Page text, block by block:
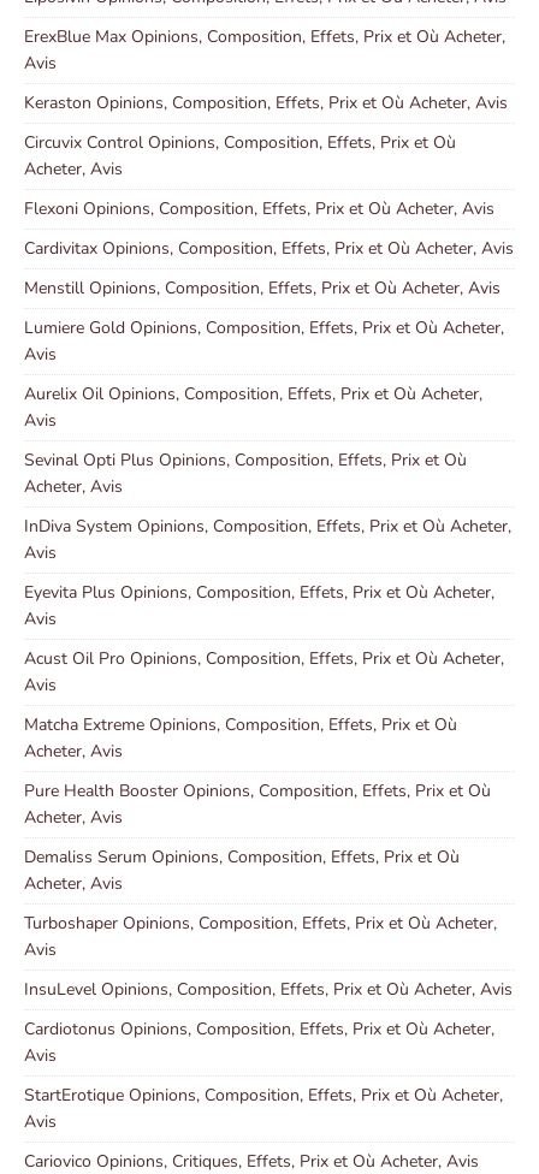
ErexBlue Max Opinions, Composition, Effets, Prix et Où Acheter,
Avis
Keraston Opinions, Composition, Effets, Prix et Où Acheter, Avis
Circuvix Control Opinions, Composition, Effets, Prix et Où
Acheter, Avis
Flexoni Opinions, Composition, Effets, Prix et Où Acheter, Avis
Cardivitax Opinions, Composition, Effets, Prix et Où Acheter, Avis
Menstill Opinions, Composition, Effets, Prix et Où Acheter, Avis
Lumiere Gold Opinions, Composition, Effets, Prix et Où Acheter,
Avis
Aurelix Oil Opinions, Composition, Effets, Prix et Où Acheter,
Avis
Sevinal Opti Plus Opinions, Composition, Effets, Prix et Où
Acheter, Avis
InDiva System Opinions, Composition, Effets, Prix et Où Acheter,
Avis
Eyevita Plus Opinions, Composition, Effets, Prix et Où Acheter,
Avis
Acust Oil Pro Opinions, Composition, Effets, Prix et Où Acheter,
Avis
Matcha Extreme Opinions, Composition, Effets, Prix et Où
Acheter, Avis
Pure Health Booster Opinions, Composition, Effets, Prix et Où
Acheter, Avis
Demaliss Serum Opinions, Composition, Effets, Prix et Où
Acheter, Avis
Turboshaper Opinions, Composition, Effets, Prix et Où Acheter,
Avis
InsuLevel Opinions, Composition, Effets, Prix et Où Acheter, Avis
Cardiotonus Opinions, Composition, Effets, Prix et Où Acheter,
Avis
StartErotique Opinions, Composition, Effets, Prix et Où Acheter,
Avis
Cariovico Opinions, Critiques, Effets, Prix et Où Acheter, Avis